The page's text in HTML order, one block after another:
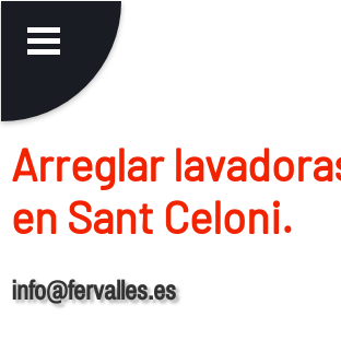
Arreglar
en Sant Celoni.
info@fervalles.es